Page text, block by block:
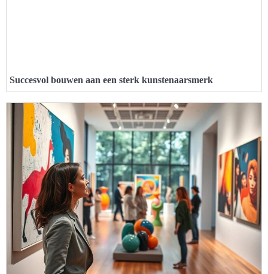
Succesvol bouwen aan een sterk kunstenaarsmerk